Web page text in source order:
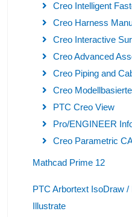
Creo Intelligent
Creo Harness
Creo Interactive
Creo Advanced
Creo Piping and
Creo
PTC Creo View
Pro/ENGINEER
Creo Parametric
Mathcad Prime 12
PTC Arbortext IsoDraw
Illustrate